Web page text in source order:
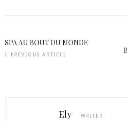
SPA AU BOUT DU MONDE
PREVIOUS ARTICLE
Ely WRITER